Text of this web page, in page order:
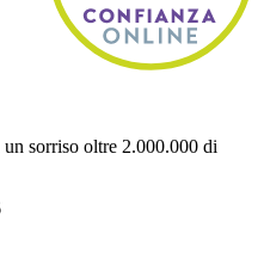
sorriso oltre 2.000.000 di